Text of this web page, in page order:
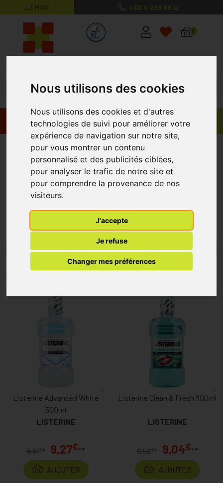
Nous utilisons des cookies
Nous utilisons des cookies et d'autres
technologies de suivi pour améliorer votre
expérience de navigation sur notre site,
pour vous montrer un contenu
personnalisé et des publicités ciblées,
pour analyser le trafic de notre site et
pour comprendre la provenance de nos
visiteurs.
J'accepte
Je refuse
Changer mes préférences
LE MAG’ +32 4 263 56 12
MaPharmacie.be ma santé, mes
0
Promos Produits
Listerine
Menu/Filtres
Listerine Advanced White
500ml
LISTERINE
9,81€* 9,27€**
AJOUTER
Listerine Clean & Fresh 500ml
LISTERINE
9,58€ * 9,04€**
AJOUTER